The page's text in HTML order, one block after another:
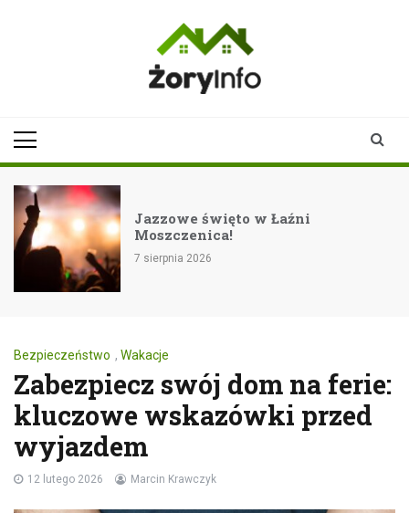
Rockowe zakończenie lata
festiwalu Eiskeller w
7 sierpnia 2026
Bezpieczeństwo , Wakacje
Zabezpiecz swój dom na ferie:
kluczowe wskazówki przed
wyjazdem
12 lutego 2026 Marcin Krawczyk